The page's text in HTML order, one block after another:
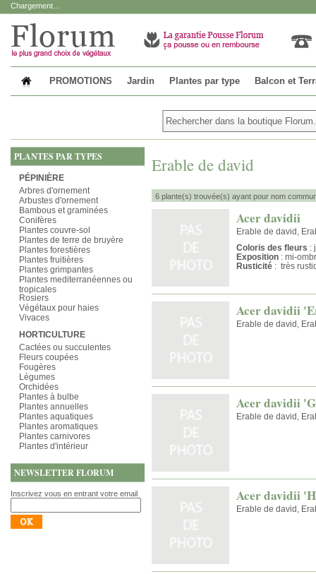
Chargement...
PROMOTIONS Jardin Plantes par type Balcon et
PLANTES PAR TYPES
PÉPINIÈRE
Arbres d'ornement
Arbustes d'ornement
Bambous et graminées
Conifères
Plantes couvre-sol
Plantes de terre de bruyère
Plantes forestières
Plantes fruitières
Plantes grimpantes
Plantes mediterranéennes ou
tropicales
Rosiers
Végétaux pour haies
Vivaces
HORTICULTURE
Cactées ou succulentes
Fleurs coupées
Fougères
Légumes
Orchidées
Plantes à bulbe
Plantes annuelles
Plantes aquatiques
Plantes aromatiques
Plantes carnivores
Plantes d'intérieur
NEWSLETTER FLORUM
Inscrivez vous en entrant votre email
Erable de david
6 plante(s) trouvée(s) ayant pour nom
Acer davidii
Erable de david,
Coloris des fleurs :
Exposition : mi-
Rusticité : très
Acer davidii
Erable de david,
Acer davidii
Erable de david,
Acer davidii
Erable de david,